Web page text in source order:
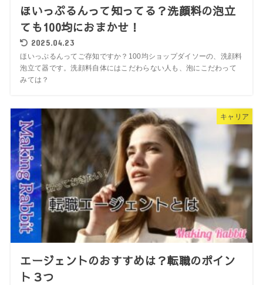
ほいっぷるんって知ってる？洗顔料の泡立
ても100均におまかせ！
2025.04.23
ほいっぷるんってご存知ですか？100均ショップダイソーの、洗顔料
泡立て器です。洗顔料自体にはこだわらない人も、泡にこだわって
みては？
キャリア
エージェントのおすすめは？転職のポイン
ト３つ